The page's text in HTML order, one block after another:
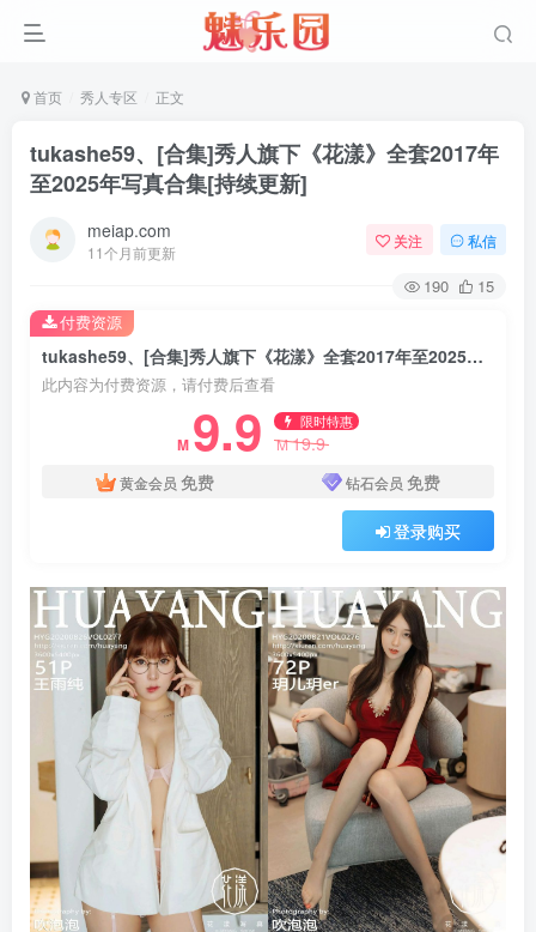
首页 秀人专区 正文
tukashe59、[合集]秀人旗下《花漾》全套2017年
至2025年写真合集[持续更新]
meiap.com
11个月前更新
关注 私信
190 15
tukashe59、[合集]秀人旗下《花漾》全套2017年至2025年写真合集[持续更新]
此内容为付费资源，请付费后查看
M 9.9 限时特惠
M19.9
黄金会员 免费 钻石会员 免费
登录购买
付费资源